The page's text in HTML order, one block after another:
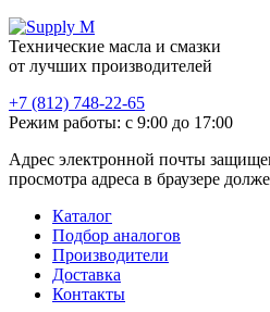
Технические масла и смазки
от лучших производителей
+7 (812) 748-22-65
Режим работы: с 9:00 до 17:00
Адрес электронной почты
просмотра адреса в браузере
Каталог
Подбор аналогов
Производители
Доставка
Контакты